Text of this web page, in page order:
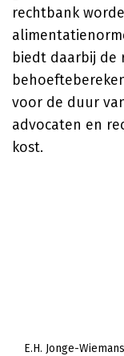
rechtbank
biedt daarbij de
voor de duur
advocaten en
kost.
E.H. Jonge-Wiemans